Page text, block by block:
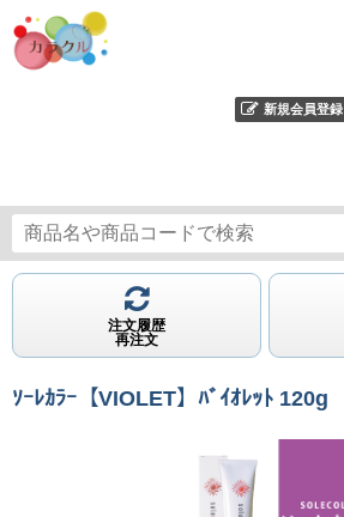
新規会員登録
注文履歴
再注文
ｿｰﾚｶﾗｰ【VIOLET】ﾊﾞｲｵﾚｯﾄ 120g